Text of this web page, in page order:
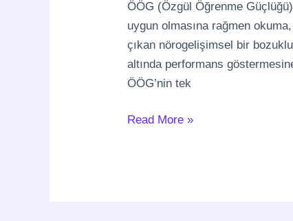
ÖÖG (Özgül Öğrenme
uygun olmasına rağmen
çıkan nörogelişimsel bir
altında performans
ÖÖG’nin tek
Read More »